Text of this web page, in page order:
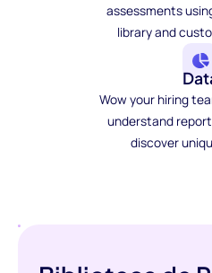
assessments
library and
Wow your hiring
understand
discover